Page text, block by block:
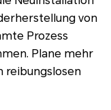
von
Prozess
Plane mehr
reibungslosen